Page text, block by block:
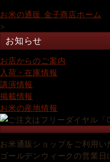
お米の通販 金子商店ホーム
>
お知らせ
お店からのご案内
入荷・在庫情報
講演情報
掲載情報
お米の産地情報
お米通販ショップをご利用い
ゴールデンウィークの営業日